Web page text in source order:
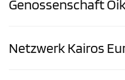
Genossenschaft
Netzwerk Kairos